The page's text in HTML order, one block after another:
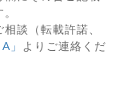
談（転載許諾、
」
よりご連絡くだ